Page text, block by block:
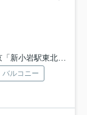
北広場」 停歩4分
バルコニー